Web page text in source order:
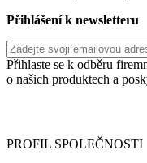
Přihlášení k newsletteru
Přihlaste se k odběru
o našich produktech a
PROFIL SPOLEČNOSTI